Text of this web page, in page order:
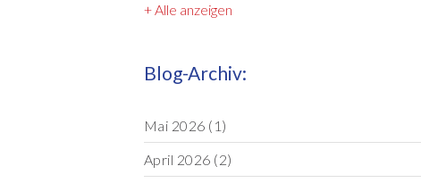
+ Alle anzeigen
Blog-Archiv:
Mai 2026 (1)
April 2026 (2)